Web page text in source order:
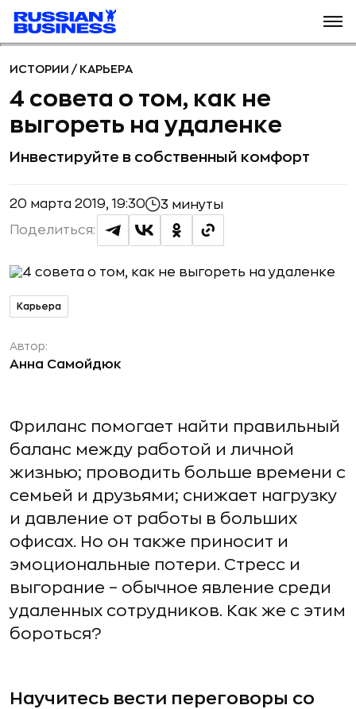
ИСТОРИИ / КАРЬЕРА
4 совета о том, как не
выгореть на удаленке
Инвестируйте в собственный комфорт
20 марта 2019, 19:30 3 минуты
Поделиться:
Карьера
Автор:
Анна Самойдюк
Фриланс помогает найти правильный
баланс между работой и личной
жизнью; проводить больше времени с
семьей и друзьями; снижает нагрузку
и давление от работы в больших
офисах. Но он также приносит и
эмоциональные потери. Стресс и
выгорание – обычное явление среди
удаленных сотрудников. Как же с этим
бороться?
Научитесь вести переговоры со